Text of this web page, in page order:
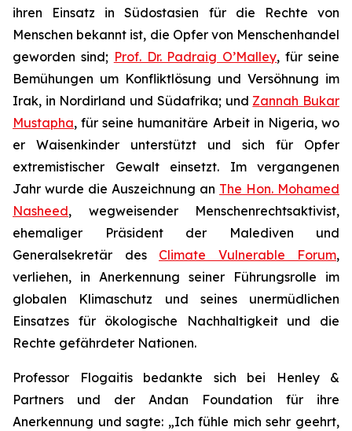
ihren Einsatz in Südostasien für die Rechte von
Menschen bekannt ist, die Opfer von Menschenhandel
geworden sind; Prof. Dr. Padraig O’Malley, für seine
Bemühungen um Konfliktlösung und Versöhnung im
Irak, in Nordirland und Südafrika; und Zannah Bukar
Mustapha, für seine humanitäre Arbeit in Nigeria, wo
er Waisenkinder unterstützt und sich für Opfer
extremistischer Gewalt einsetzt. Im vergangenen
Jahr wurde die Auszeichnung an The Hon. Mohamed
Nasheed, wegweisender Menschenrechtsaktivist,
ehemaliger Präsident der Malediven und
Generalsekretär des Climate Vulnerable Forum,
verliehen, in Anerkennung seiner Führungsrolle im
globalen Klimaschutz und seines unermüdlichen
Einsatzes für ökologische Nachhaltigkeit und die
Rechte gefährdeter Nationen.
Professor Flogaitis bedankte sich bei Henley &
Partners und der Andan Foundation für ihre
Anerkennung und sagte: „Ich fühle mich sehr geehrt,